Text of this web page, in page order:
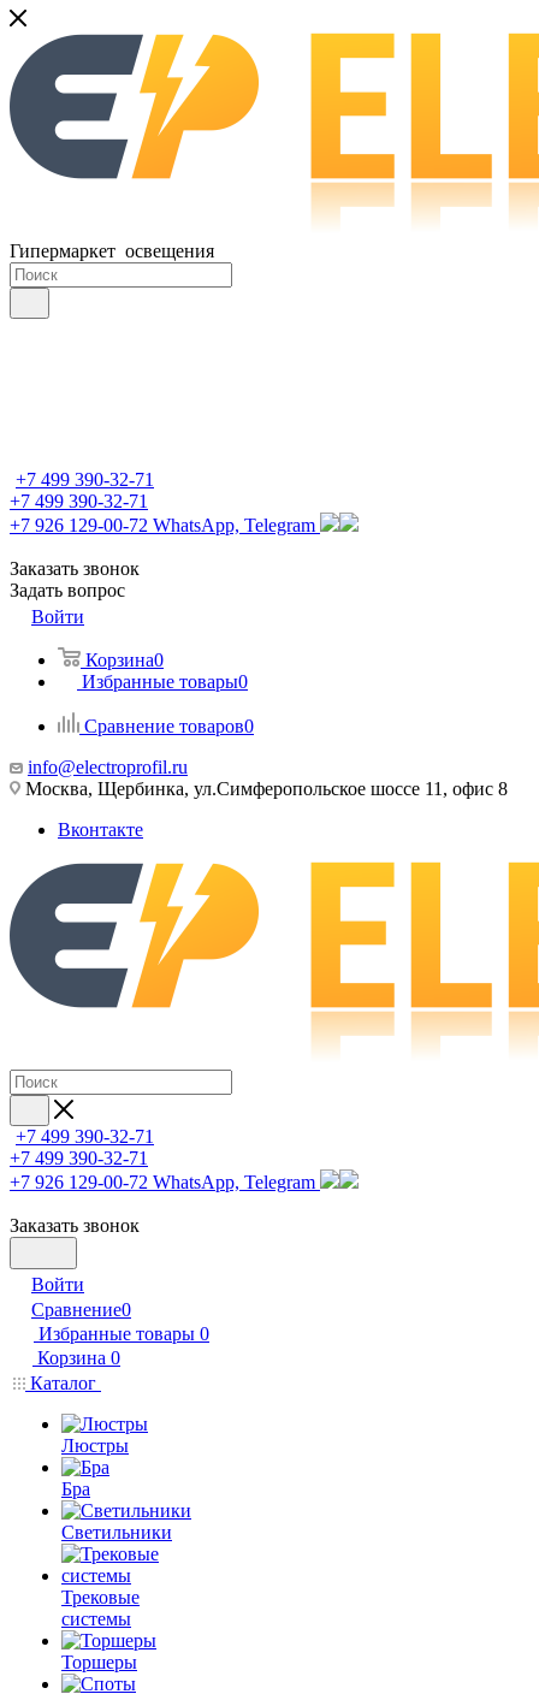
Гипермаркет освещения
+7 499 390-32-71
+7 499 390-32-71
+7 926 129-00-72 WhatsApp, Telegram
Заказать звонок
Задать вопрос
Войти
Корзина0
Избранные товары0
Сравнение товаров0
info@electroprofil.ru
Москва, Щербинка, ул.Симферопольское шоссе 11, офис 8
Вконтакте
+7 499 390-32-71
+7 499 390-32-71
+7 926 129-00-72 WhatsApp, Telegram
Заказать звонок
Войти
Сравнение0
Избранные товары 0
Корзина 0
Каталог
Люстры
Бра
Светильники
Трековые
системы
Торшеры